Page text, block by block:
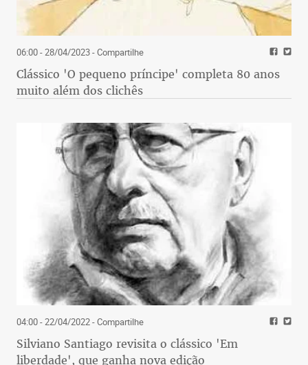
06:00 - 28/04/2023- Compartilhe
Clássico 'O pequeno príncipe' completa 80 anos
muito além dos clichês
04:00 - 22/04/2022- Compartilhe
Silviano Santiago revisita o clássico 'Em
liberdade', que ganha nova edição